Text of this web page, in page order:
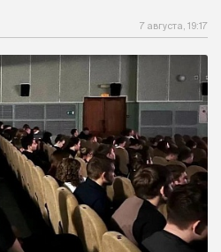
7 августа, 19:17